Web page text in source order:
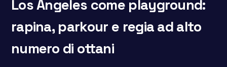
Los Angeles come playground:
rapina, parkour e regia ad alto
numero di ottani